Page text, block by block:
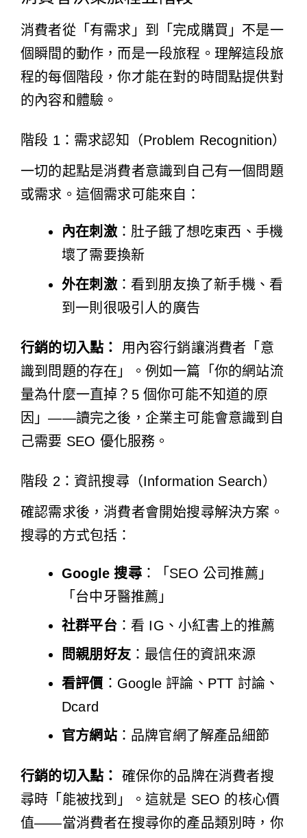
消費者從「有需求」到「完成購買」不是一
個瞬間的動作，而是一段旅程。理解這段旅
程的每個階段，你才能在對的時間點提供對
的內容和體驗。
階段 1：需求認知（Problem Recognition）
一切的起點是消費者意識到自己有一個問題
或需求。這個需求可能來自：
內在刺激：肚子餓了想吃東西、手機
壞了需要換新
外在刺激：看到朋友換了新手機、看
到一則很吸引人的廣告
行銷的切入點：
用內容行銷讓消費者「意
識到問題的存在」。例如一篇「你的網站流
量為什麼一直掉？5 個你可能不知道的原
因」——讀完之後，企業主可能會意識到自
己需要 SEO 優化服務 。
階段 2：資訊搜尋（Information Search）
確認需求後，消費者會開始搜尋解決方案。
搜尋的方式包括：
Google 搜尋：「SEO 公司推薦」
「台中牙醫推薦」
社群平台：看 IG、小紅書上的推薦
問親朋好友 ：最信任的資訊來源
看評價 ：Google 評論、PTT 討論、
Dcard
官方網站：品牌官網了解產品細節
行銷的切入點：
確保你的品牌在消費者搜
尋時「能被找到」。這就是 SEO 的核心價
值——當消費者在搜尋你的產品類別時，你